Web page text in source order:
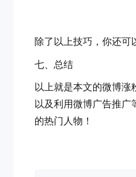
除了以上技巧，你还
七、总结
以上就是本文的微博涨粉
以及利用微博广告推广等
的热门人物！